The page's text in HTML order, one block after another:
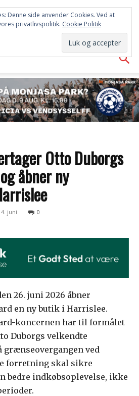
AVISEN
Otto Duborgs
åbner ny
4. juni 0
26. juni 2026 åbner
en ny butik i Harrislee.
koncernen har til formålet
Duborgs velkendte
ved
forretning skal sikre
bedre indkøbsoplevelse, ikke
Denne side anvender Cookies. Ved at
privatlivspolitik. Cookie Politik